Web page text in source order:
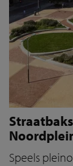
Speels